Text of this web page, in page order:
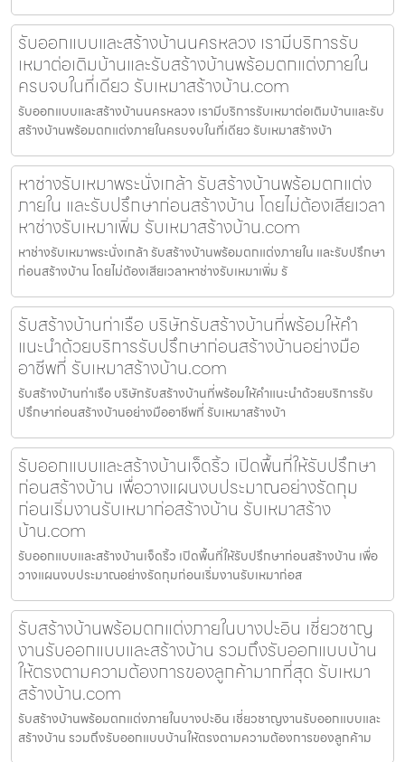
รับออกแบบและสร้างบ้านนครหลวง เรามีบริการรับ
เหมาต่อเติมบ้านและรับสร้างบ้านพร้อมตกแต่งภายใน
ครบจบในที่เดียว รับเหมาสร้างบ้าน.com
รับออกแบบและสร้างบ้านนครหลวง เรามีบริการรับเหมาต่อเติมบ้านและรับ
สร้างบ้านพร้อมตกแต่งภายในครบจบในที่เดียว รับเหมาสร้างบ้า
หาช่างรับเหมาพระนั่งเกล้า รับสร้างบ้านพร้อมตกแต่ง
ภายใน และรับปรึกษาก่อนสร้างบ้าน โดยไม่ต้องเสียเวลา
หาช่างรับเหมาเพิ่ม รับเหมาสร้างบ้าน.com
หาช่างรับเหมาพระนั่งเกล้า รับสร้างบ้านพร้อมตกแต่งภายใน และรับปรึกษา
ก่อนสร้างบ้าน โดยไม่ต้องเสียเวลาหาช่างรับเหมาเพิ่ม รั
รับสร้างบ้านท่าเรือ บริษัทรับสร้างบ้านที่พร้อมให้คำ
แนะนำด้วยบริการรับปรึกษาก่อนสร้างบ้านอย่างมือ
อาชีพที่ รับเหมาสร้างบ้าน.com
รับสร้างบ้านท่าเรือ บริษัทรับสร้างบ้านที่พร้อมให้คำแนะนำด้วยบริการรับ
ปรึกษาก่อนสร้างบ้านอย่างมืออาชีพที่ รับเหมาสร้างบ้า
รับออกแบบและสร้างบ้านเจ็ดริ้ว เปิดพื้นที่ให้รับปรึกษา
ก่อนสร้างบ้าน เพื่อวางแผนงบประมาณอย่างรัดกุม
ก่อนเริ่มงานรับเหมาก่อสร้างบ้าน รับเหมาสร้าง
บ้าน.com
รับออกแบบและสร้างบ้านเจ็ดริ้ว เปิดพื้นที่ให้รับปรึกษาก่อนสร้างบ้าน เพื่อ
วางแผนงบประมาณอย่างรัดกุมก่อนเริ่มงานรับเหมาก่อส
รับสร้างบ้านพร้อมตกแต่งภายในบางปะอิน เชี่ยวชาญ
งานรับออกแบบและสร้างบ้าน รวมถึงรับออกแบบบ้าน
ให้ตรงตามความต้องการของลูกค้ามากที่สุด รับเหมา
สร้างบ้าน.com
รับสร้างบ้านพร้อมตกแต่งภายในบางปะอิน เชี่ยวชาญงานรับออกแบบและ
สร้างบ้าน รวมถึงรับออกแบบบ้านให้ตรงตามความต้องการของลูกค้าม